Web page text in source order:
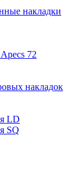
накладки
72
накладок
LD
SQ